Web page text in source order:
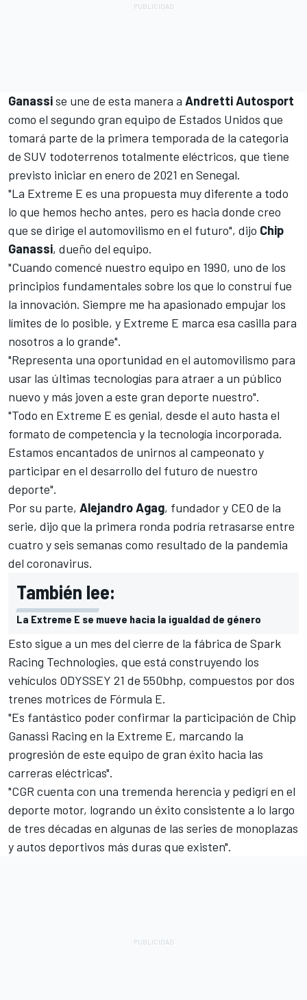
Ganassise une de esta manera a Andretti Autosport
como el segundo gran equipo de Estados Unidos que
tomará parte de la primera temporada de la categoria
de SUV todoterrenos totalmente eléctricos, que tiene
previsto iniciar en enero de 2021 en Senegal.
"La Extreme E es una propuesta muy diferente a todo
lo que hemos hecho antes, pero es hacia donde creo
que se dirige el automovilismo en el futuro", dijo Chip
Ganassi, dueño del equipo.
"Cuando comencé nuestro equipo en 1990, uno de los
principios fundamentales sobre los que lo construí fue
la innovación. Siempre me ha apasionado empujar los
límites de lo posible, y Extreme E marca esa casilla para
nosotros a lo grande".
"Representa una oportunidad en el automovilismo para
usar las últimas tecnologías para atraer a un público
nuevo y más joven a este gran deporte nuestro".
"Todo en Extreme E es genial, desde el auto hasta el
formato de competencia y la tecnología incorporada.
Estamos encantados de unirnos al campeonato y
participar en el desarrollo del futuro de nuestro
deporte".
Por su parte, Alejandro Agag, fundador y CEO de la
serie, dijo que la primera ronda podría retrasarse entre
cuatro y seis semanas como resultado de la pandemia
del coronavirus.
También lee:
La Extreme E se mueve hacia la igualdad de género
Esto sigue a un mes del cierre de la fábrica de Spark
Racing Technologies, que está construyendo los
vehículos ODYSSEY 21 de 550bhp, compuestos por dos
trenes motrices de Fórmula E.
"Es fantástico poder confirmar la participación de Chip
Ganassi Racing en la Extreme E, marcando la
progresión de este equipo de gran éxito hacia las
carreras eléctricas".
"CGR cuenta con una tremenda herencia y pedigrí en el
deporte motor, logrando un éxito consistente a lo largo
de tres décadas en algunas de las series de monoplazas
y autos deportivos más duras que existen".